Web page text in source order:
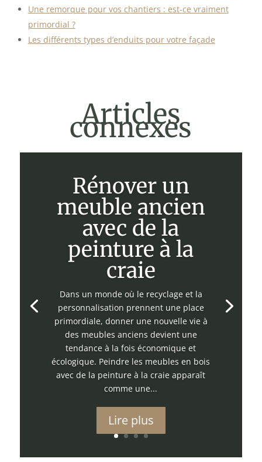
Une remorque pour vos chantiers : est-ce vraiment
primordial ?
Les différents types d’enduits pour votre façade
Articles
connexes
Rénover un
meuble ancien
avec de la
peinture à la
craie
Dans un monde où le recyclage et la
personnalisation prennent une place
primordiale, donner une nouvelle vie à
des meubles anciens devient une
tendance à la fois économique et
écologique. Peindre les meubles en bois
avec de la peinture à la craie apparaît
comme une...
Lire plus